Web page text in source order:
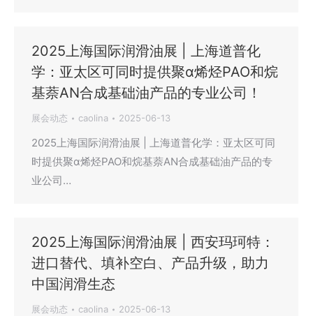
2025上海国际润滑油展 | 上海道普化
学：亚太区可同时提供聚α烯烃PAO和烷
基萘AN合成基础油产品的专业公司！
展会动态 caolina 2025-06-13
2025上海国际润滑油展 | 上海道普化学：亚太区可同
时提供聚α烯烃PAO和烷基萘AN合成基础油产品的专
业公司…
2025上海国际润滑油展 | 西安玛珂特：
进口替代、填补空白、产品升级，助力
中国润滑生态
展会动态 caolina 2025-06-13